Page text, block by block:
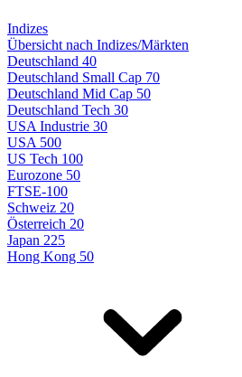
Indizes
Übersicht nach Indizes/Märkten
Deutschland 40
Deutschland Small Cap 70
Deutschland Mid Cap 50
Deutschland Tech 30
USA Industrie 30
USA 500
US Tech 100
Eurozone 50
FTSE-100
Schweiz 20
Österreich 20
Japan 225
Hong Kong 50